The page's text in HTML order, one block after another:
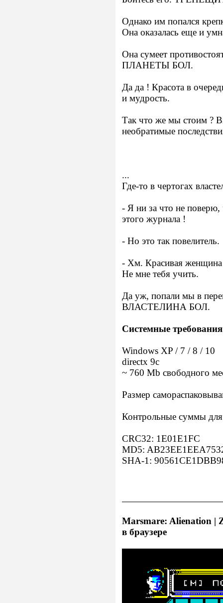
Однако им попался
Она оказалась еще и
Она сумеет
ПЛАНЕТЫ БОЛ.
Да да ! Красота в
и мудрость.
Так что же мы стоим ?
необратимые
...
Где-то в чертогах
- Я ни за что не поверю,
этого журнала !
- Но это так повелитель.
- Хм. Красивая женщина
Не мне тебя учить.
Да уж, попали мы в
ВЛАСТЕЛИНА БОЛ.
Системные
Windows XP / 7 / 8 / 10
directx 9c
~ 760 Mb свободного
Размер
Контрольные суммы для
CRC32: 1E01E1FC
MD5:
SHA-1:
Marsmare: Alienation |
в браузере